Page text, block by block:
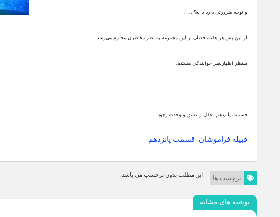
و توجه ضرورتی دارد یا نه؟ … .
از این پس هر هفته، فصلی از این مجموعه به نظر مخاطبان محترم می‌رسد.
منتظر اظهارنظر خوانندگان هستیم.
قسمت پانزدهم: عقل و عشق و وحدت وجود
قبیله فراموشان- قسمت پانزدهم
برچسب ها این مطلب بدون برچسب می باشد.
نوشته های مشابه